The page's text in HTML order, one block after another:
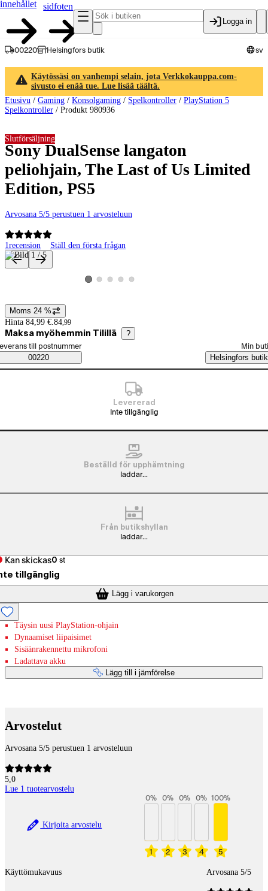
innehållet
sidfoten
Logga in
00220 Helsingfors butik sv
Käytössäsi on vanhempi selain, jota Verkkokauppa.com-
sivusto ei enää tue. Lue lisää täältä.
Etusivu / Gaming / Konsolgaming / Spelkontroller / PlayStation 5
Spelkontroller / Produkt 980936
Sony DualSense langaton
peliohjain, The Last of Us Limited
Edition, PS5
Arvosana 5/5 perustuen 1 arvosteluun
1recension Ställ den första frågan
Slutförsäljning
Produktbilder och videor
Visa produktbild 1
Visa produktbild 2
Visa produktbild 3
Visa produktbild 4
Visa produktbild 5
Prisinformation
Moms 24 %
Hinta 84,99 €. 84,99
Maksa myöhemmin Tilillä ?
Saatavuustiedot
beställningssätt
till postnummer
00220
Min
Helsingfors butik
Levererad
Inte tillgänglig
Beställd för upphämtning
laddar...
Från butikshyllan
laddar...
Kan skickas0 st
tillgänglig
Lägg i varukorgen
Täysin uusi PlayStation-ohjain
Dynaamiset liipaisimet
Sisäänrakennettu mikrofoni
Ladattava akku
Lägg till i jämförelse
Arvostelut
Arvosana 5/5 perustuen 1 arvosteluun
5,0
Lue 1 tuotearvostelu
Kirjoita arvostelu
1
0%
2
0%
3
0%
4
0%
5
100%
Käyttömukavuus Arvosana 5/5